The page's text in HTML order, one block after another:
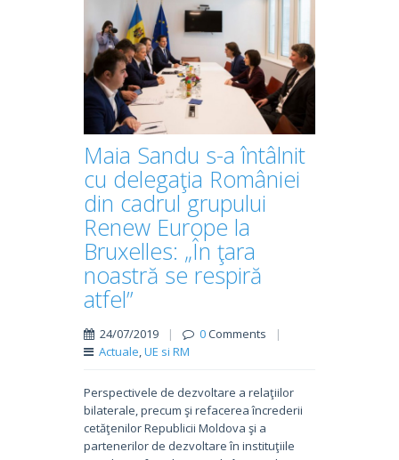
Maia Sandu s-a întâlnit
cu delegaţia României
din cadrul grupului
Renew Europe la
Bruxelles: „În ţara
noastră se respiră
atfel”
24/07/2019 | 0Comments
|
Actuale,UE si RM
Perspectivele de dezvoltare a relaţiilor
bilaterale, precum şi refacerea încrederii
cetăţenilor Republicii Moldova şi a
partenerilor de dezvoltare în instituţiile